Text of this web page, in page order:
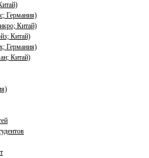
Германия)
Китай)
Китай)
Германия)
Китай)